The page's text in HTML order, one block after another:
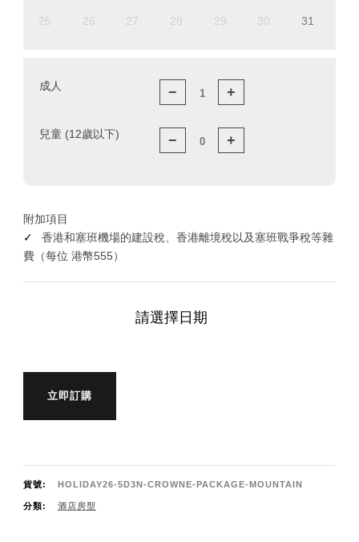
25 26 27 28 29 30 31
成人 − +
兒童 (12歲以下) − +
附加項目
香港和塞班機場的建設稅、香港離境稅以及塞班戰爭稅等雜
費（每位 港幣555）
請選擇日期
立即訂購
貨號: HOLIDAY26-5D3N-CROWNE-PACKAGE-MOUNTAIN
分類: 酒店房型